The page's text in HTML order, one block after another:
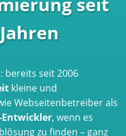
bereits seit 2006
kleine und
Webseitenbetreiber als
Entwickler, wenn es
zu finden – ganz